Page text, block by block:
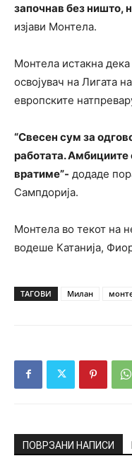
започнав без ништо,
изјави Монтела.
Монтела истакна
освојувач на Лигата
европските
“Свесен сум за
работата. Амбициите
вратиме”- додаде
Сампдорија.
Монтела во текот на
водеше Катанија,
ТАГОВИ Милан
ПОВРЗАНИ НАПИСИ